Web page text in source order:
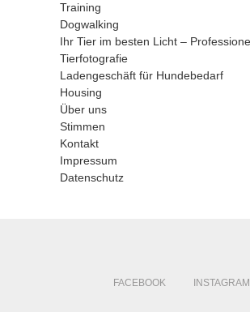
Training
Dogwalking
Ihr Tier im besten Licht –
Tierfotografie
Ladengeschäft für Hundebedarf
Housing
Über uns
Stimmen
Kontakt
Impressum
Datenschutz
FACEBOOK INSTAGRAM